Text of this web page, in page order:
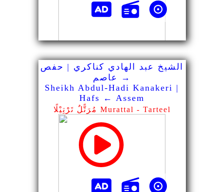
الشيخ عبد الهادي كناكري | حفص
→ عاصم
Sheikh Abdul-Hadi Kanakeri |
Hafs ← Assem
مُرَتًّلٌ تَرْتِيْلًا Murattal - Tarteel